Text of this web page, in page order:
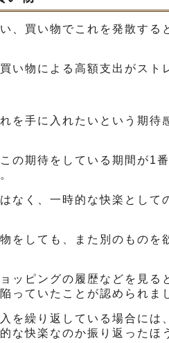
、買い物でこれを発散する
い物による高額支出がス
を手に入れたいという期待
の期待をしている期間が1
なく、一時的な快楽として
をしても、また別のものを
ッピングの履歴などを見る
っていたことが認められま
を繰り返している場合には
な快楽なのか振り返ったほ